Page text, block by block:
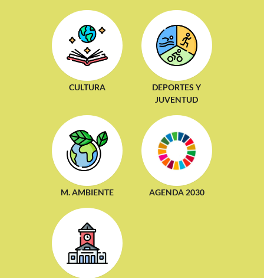
CULTURA
DEPORTES Y
JUVENTUD
M. AMBIENTE AGENDA 2030